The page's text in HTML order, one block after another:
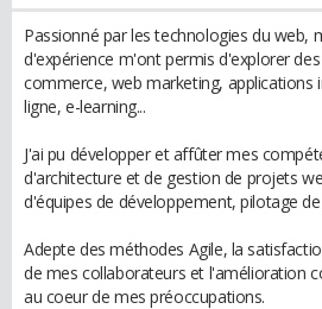
Passionné par les technologies du web,
d'expérience m'ont permis d'explorer
commerce, web marketing, applications
ligne, e-learning...
J'ai pu développer et affûter mes
d'architecture et de gestion de projets
d'équipes de développement, pilotage
Adepte des méthodes Agile, la
de mes collaborateurs et l'amélioration
au coeur de mes préoccupations.